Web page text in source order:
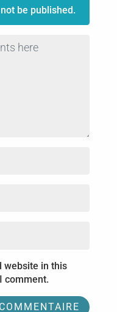
be published.
website in this
comment.